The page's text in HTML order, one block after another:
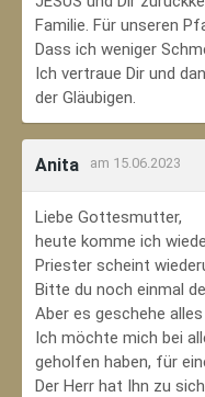
Familie. Für unseren
Dass ich weniger
Ich vertraue Dir und
der Gläubigen.
Anita am 15.06.2023
Liebe Gottesmutter,
heute komme ich
Priester scheint
Bitte du noch einmal
Aber es geschehe
Ich möchte mich bei
geholfen haben, für
Der Herr hat Ihn zu